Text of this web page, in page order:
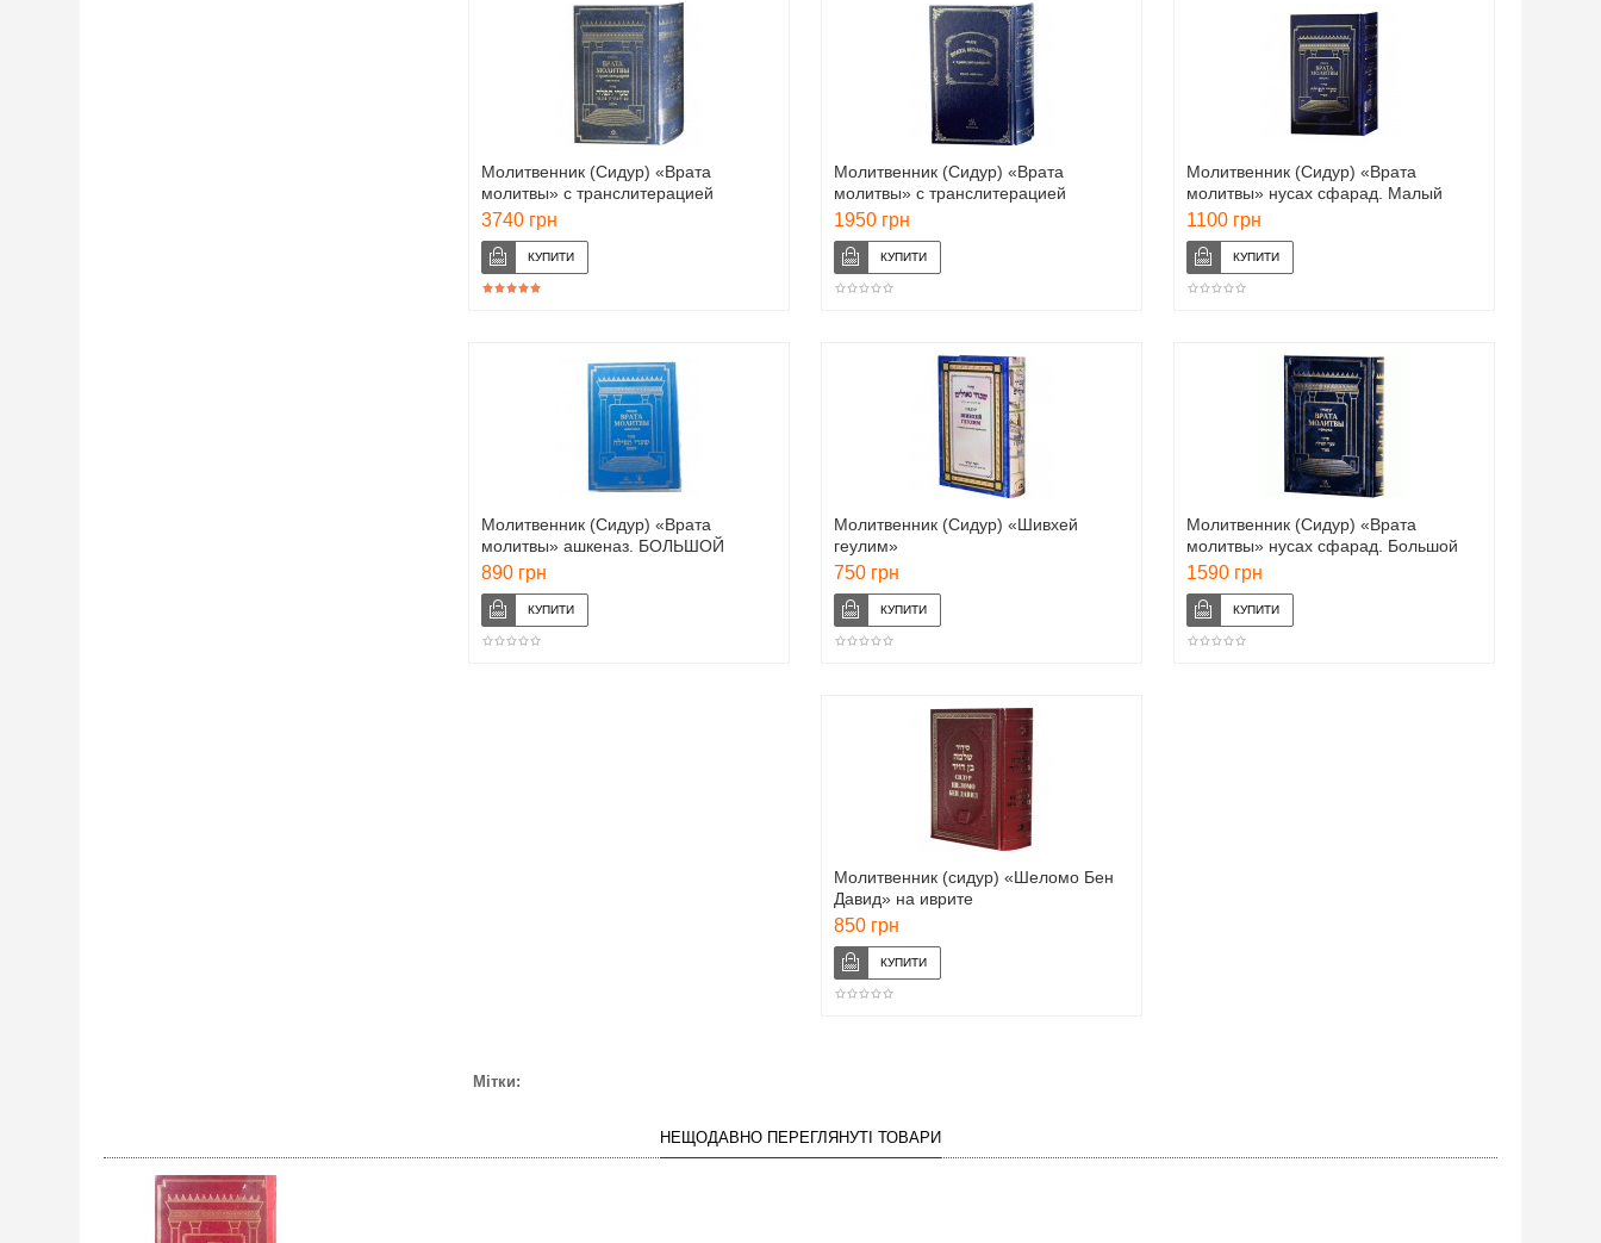
Молитвенник (Сидур) «Врата
молитвы» с транслитерацией
ашкеназ. БОЛЬШОЙ ФОРМАТ
3740 грн
Молитвенник (Сидур) «Врата
молитвы» с транслитерацией
ашкеназ. СРЕДНИЙ ФОРМАТ
1950 грн
Молитвенник (Сидур) «Врата
молитвы» нусах сфарад. Малый
формат
1100 грн
Молитвенник (Сидур) «Врата
молитвы» ашкеназ. БОЛЬШОЙ
ФОРМАТ
890 грн
Молитвенник (Сидур) «Шивхей
геулим»
750 грн
Молитвенник (Сидур) «Врата
молитвы» нусах сфарад. Большой
формат
1590 грн
Молитвенник (сидур) «Шеломо Бен
Давид» на иврите
850 грн
Мітки:
НЕЩОДАВНО ПЕРЕГЛЯНУТІ ТОВАРИ